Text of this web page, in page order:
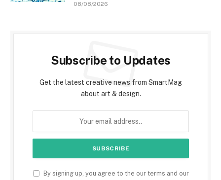
08/08/2026
Subscribe to Updates
Get the latest creative news from SmartMag
about art & design.
By signing up, you agree to the our terms and our